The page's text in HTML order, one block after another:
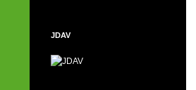
JDAV